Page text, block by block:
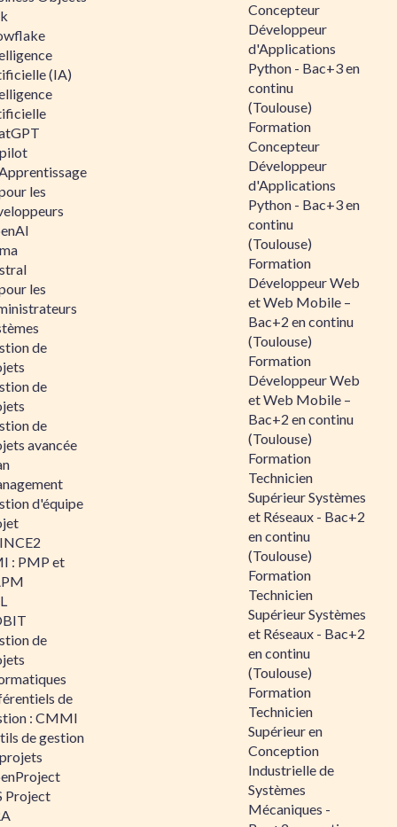
(IA)
les
les
de
de
de
avancée
d'équipe
: PMP et
de
de
: CMMI
de gestion
Project
Concepteur
Développeur
d'Applications
Python - Bac+3 en
continu
(Toulouse)
Formation
Concepteur
Développeur
d'Applications
Python - Bac+3 en
continu
(Toulouse)
Formation
Développeur Web
et Web Mobile –
Bac+2 en continu
(Toulouse)
Formation
Développeur Web
et Web Mobile –
Bac+2 en continu
(Toulouse)
Formation
Technicien
Supérieur Systèmes
et Réseaux - Bac+2
en continu
(Toulouse)
Formation
Technicien
Supérieur Systèmes
et Réseaux - Bac+2
en continu
(Toulouse)
Formation
Technicien
Supérieur en
Conception
Industrielle de
Systèmes
Mécaniques -